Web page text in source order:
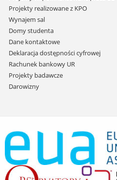
Projekty realizowane z KPO
Wynajem sal
Domy studenta
Dane kontaktowe
Deklaracja dostępności cyfrowej
Rachunek bankowy UR
Projekty badawcze
Darowizny